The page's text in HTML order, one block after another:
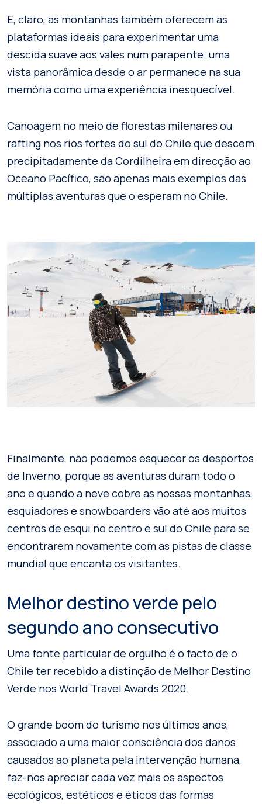
E, claro, as montanhas também oferecem as
plataformas ideais para experimentar uma
descida suave aos vales num parapente: uma
vista panorâmica desde o ar permanece na sua
memória como uma experiência inesquecível.
Canoagem no meio de florestas milenares ou
rafting nos rios fortes do sul do Chile que descem
precipitadamente da Cordilheira em direcção ao
Oceano Pacífico, são apenas mais exemplos das
múltiplas aventuras que o esperam no Chile.
Finalmente, não podemos esquecer os desportos
de Inverno, porque as aventuras duram todo o
ano e quando a neve cobre as nossas montanhas,
esquiadores e snowboarders vão até aos muitos
centros de esqui no centro e sul do Chile para se
encontrarem novamente com as pistas de classe
mundial que encanta os visitantes.
Melhor destino verde pelo
segundo ano consecutivo
Uma fonte particular de orgulho é o facto de o
Chile ter recebido a distinção de Melhor Destino
Verde nos World Travel Awards 2020.
O grande boom do turismo nos últimos anos,
associado a uma maior consciência dos danos
causados ao planeta pela intervenção humana,
faz-nos apreciar cada vez mais os aspectos
ecológicos, estéticos e éticos das formas